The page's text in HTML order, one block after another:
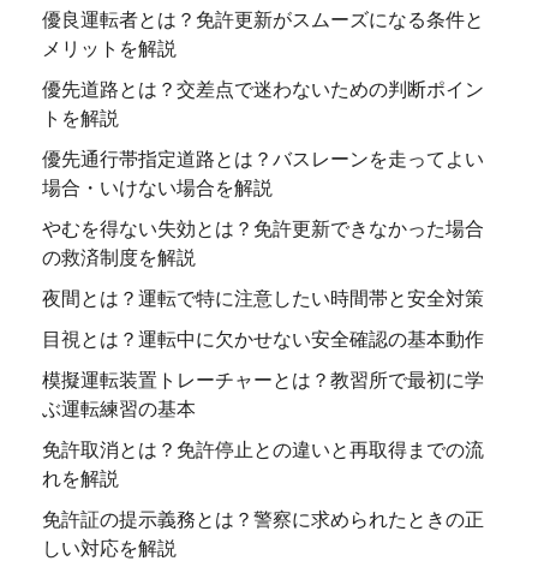
優良運転者とは？免許更新がスムーズになる条件と
メリットを解説
優先道路とは？交差点で迷わないための判断ポイン
トを解説
優先通行帯指定道路とは？バスレーンを走ってよい
場合・いけない場合を解説
やむを得ない失効とは？免許更新できなかった場合
の救済制度を解説
夜間とは？運転で特に注意したい時間帯と安全対策
目視とは？運転中に欠かせない安全確認の基本動作
模擬運転装置トレーチャーとは？教習所で最初に学
ぶ運転練習の基本
免許取消とは？免許停止との違いと再取得までの流
れを解説
免許証の提示義務とは？警察に求められたときの正
しい対応を解説